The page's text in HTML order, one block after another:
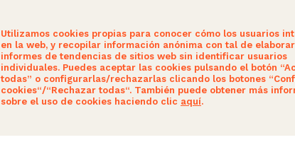
SOMOS CIDADÁNS ACTUALIDADE NUESTRAS
Utilizamos cookies propias para conocer cómo los usuarios
en la web, y recopilar información anónima con tal de elaborar
informes de tendencias de sitios web sin identificar usuarios
individuales. Puedes aceptar las cookies pulsando el botón
todas” o configurarlas/rechazarlas clicando los botones
cookies“/“Rechazar todas“. También puede obtener más
sobre el uso de cookies haciendo clic aquí.